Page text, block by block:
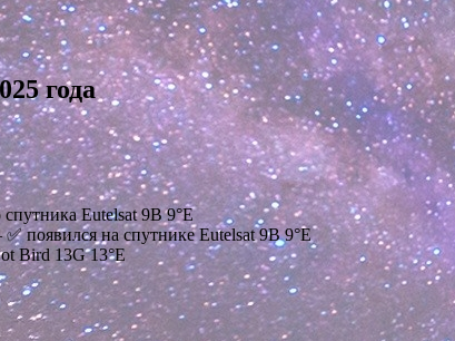
года
Eutelsat 9B 9°E
появился на спутнике Eutelsat 9B 9°E
Bird 13G 13°E